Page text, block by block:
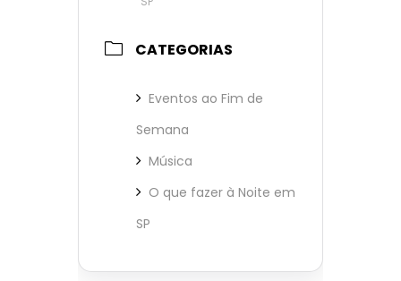
CATEGORIAS
Eventos ao Fim de
Semana
Música
O que fazer à Noite em
SP